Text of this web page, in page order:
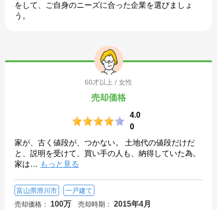
をして、ご自身のニーズに合った企業を選びましょ
う。
60才以上 / 女性
売却価格
4.0
0
家が、古く値段が、つかない。 土地代の値段だけだ
と、説明を受けて、買い手の人も、納得していた為。
家は… もっと見る
富山県滑川市
一戸建て
売却価格：
100万 売却時期： 2015年4月